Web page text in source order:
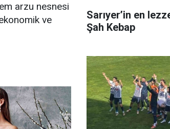
arzu nesnesi
ve
Sarıyer’in en
Şah Kebap